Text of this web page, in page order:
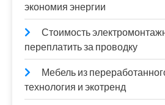
экономия энергии
Стоимость
переплатить за проводку
Мебель из
технология и экотренд